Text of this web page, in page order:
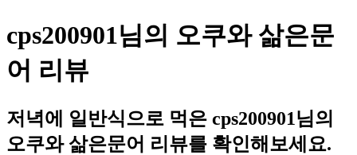
cps200901님의 오쿠와 삶은문
어 리뷰
저녁에 일반식으로 먹은 cps200901님의
오쿠와 삶은문어 리뷰를 확인해보세요.